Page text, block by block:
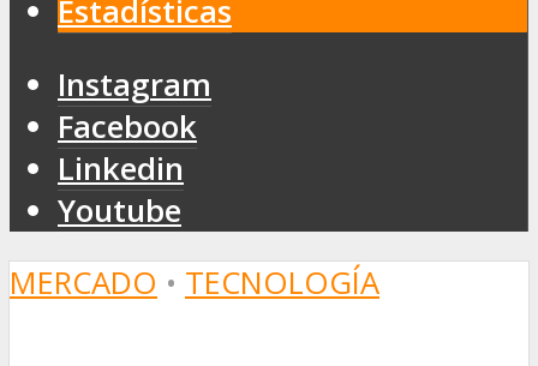
Estadísticas
Instagram
Facebook
Linkedin
Youtube
MERCADO • TECNOLOGÍA